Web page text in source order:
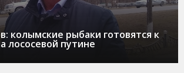
колымские рыбаки готовятся к
лососевой путине